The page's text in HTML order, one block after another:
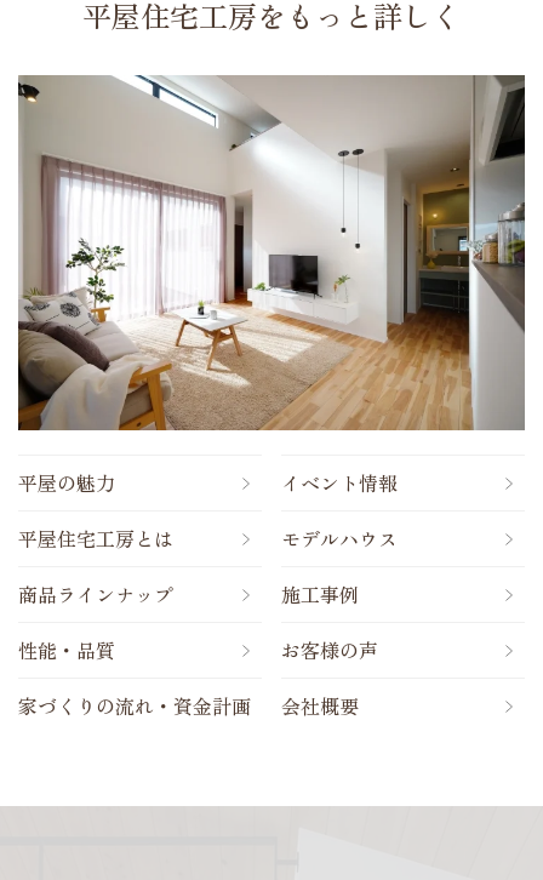
平屋住宅工房をもっと詳しく
平屋の魅力
平屋住宅工房とは
商品ラインナップ
性能・品質
家づくりの流れ・資金計画
イベント情報
モデルハウス
施工事例
お客様の声
会社概要